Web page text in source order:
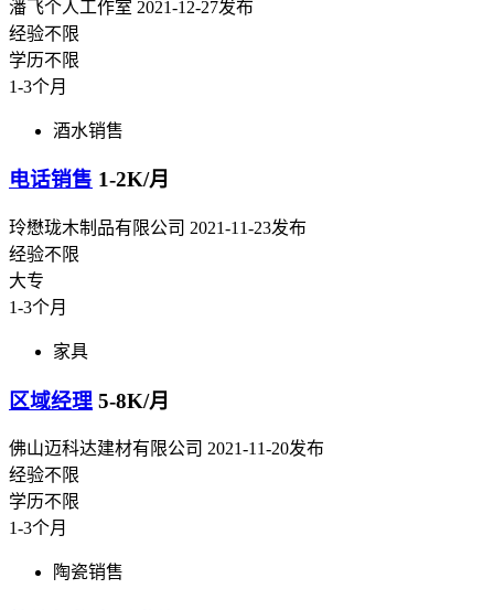
潘飞个人工作室 2021-12-27发布
经验不限
学历不限
1-3个月
酒水销售
电话销售 1-2K/月
玲懋珑木制品有限公司 2021-11-23发布
经验不限
大专
1-3个月
家具
区域经理 5-8K/月
佛山迈科达建材有限公司 2021-11-20发布
经验不限
学历不限
1-3个月
陶瓷销售